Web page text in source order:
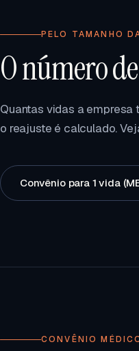
PELO TAMANHO
O número
Quantas vidas a
o reajuste é calculado.
Convênio para 1 vida
CONVÊNIO